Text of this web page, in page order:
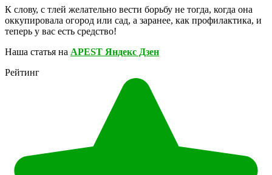
К слову, с тлей желательно вести борьбу не тогда, когда она
оккупировала огород или сад, а заранее, как профилактика, и
теперь у вас есть средство!
Наша статья на APEST Яндекс Дзен
Рейтинг